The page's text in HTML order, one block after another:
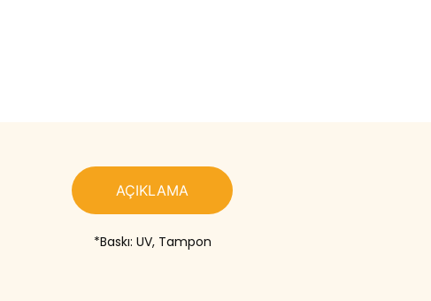
AÇIKLAMA
*Baskı: UV, Tampon